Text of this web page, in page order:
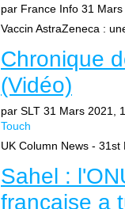
par France Info 31 Mars
Vaccin AstraZeneca :
Chronique
(Vidéo)
par SLT 31 Mars 2021,
Touch
UK Column News - 31st
Sahel :
française a